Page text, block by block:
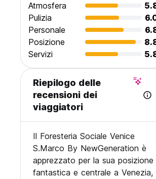
Atmosfera
Pulizia
Personale
Posizione
Servizi
Riepilogo delle
recensioni dei
viaggiatori
Il Foresteria Sociale Venice
S.Marco By NewGeneration è
apprezzato per la sua posizione
fantastica e centrale a Venezia,